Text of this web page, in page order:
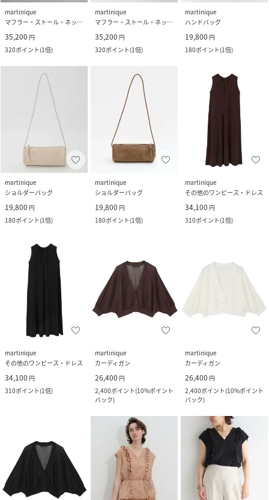
martinique
マフラー・ストール・ネックウォーマー
35,200 円
320ポイント(1倍)
martinique
マフラー・ストール・ネックウォーマー
35,200 円
320ポイント(1倍)
martinique
ハンドバッグ
19,800 円
180ポイント(1倍)
martinique
ショルダーバッグ
19,800 円
180ポイント(1倍)
martinique
ショルダーバッグ
19,800 円
180ポイント(1倍)
martinique
その他のワンピース・ドレス
34,100 円
310ポイント(1倍)
martinique
その他のワンピース・ドレス
34,100 円
310ポイント(1倍)
martinique
カーディガン
26,400 円
2,400ポイント(10%ポイント
バック)
martinique
カーディガン
26,400 円
2,400ポイント(10%ポイント
バック)